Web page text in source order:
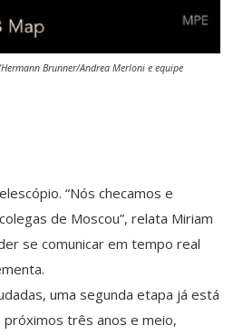
Brunner/Andrea Merloni e equipe
“Nós checamos e
de Moscou”, relata Miriam
se comunicar em tempo real
uma segunda etapa já está
próximos três anos e meio,